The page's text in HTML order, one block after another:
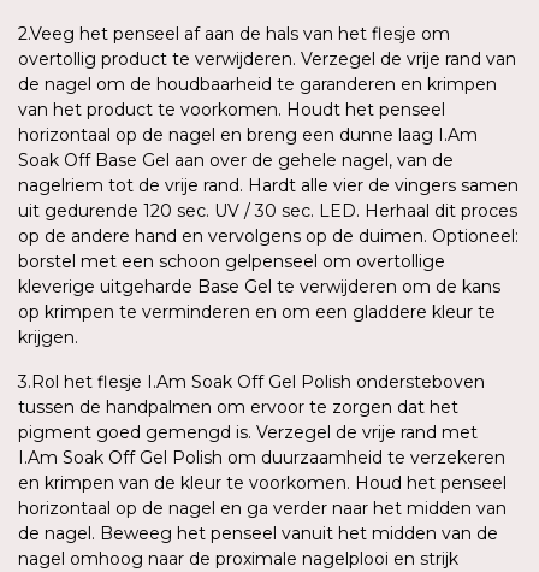
2.Veeg het penseel af aan de hals van het flesje om
overtollig product te verwijderen. Verzegel de vrije rand van
de nagel om de houdbaarheid te garanderen en krimpen
van het product te voorkomen. Houdt het penseel
horizontaal op de nagel en breng een dunne laag I.Am
Soak Off Base Gel aan over de gehele nagel, van de
nagelriem tot de vrije rand. Hardt alle vier de vingers samen
uit gedurende 120 sec. UV / 30 sec. LED. Herhaal dit proces
op de andere hand en vervolgens op de duimen. Optioneel:
borstel met een schoon gelpenseel om overtollige
kleverige uitgeharde Base Gel te verwijderen om de kans
op krimpen te verminderen en om een gladdere kleur te
krijgen.
3.Rol het flesje I.Am Soak Off Gel Polish ondersteboven
tussen de handpalmen om ervoor te zorgen dat het
pigment goed gemengd is. Verzegel de vrije rand met
I.Am Soak Off Gel Polish om duurzaamheid te verzekeren
en krimpen van de kleur te voorkomen. Houd het penseel
horizontaal op de nagel en ga verder naar het midden van
de nagel. Beweeg het penseel vanuit het midden van de
nagel omhoog naar de proximale nagelplooi en strijk